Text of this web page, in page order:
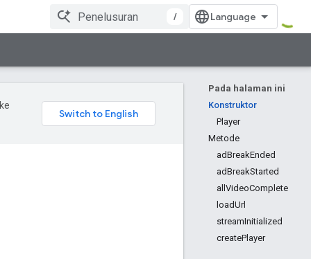
/
Pada halaman ini
Konstruktor
Player
Metode
adBreakEnded
adBreakStarted
allVideoComplete
loadUrl
streamInitialized
createPlayer